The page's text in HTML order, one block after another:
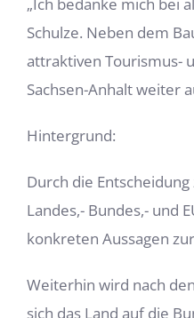
Schulze. Neben dem
attraktiven Tourismus-
Sachsen-Anhalt weiter
Hintergrund:
Durch die
Landes,- Bundes,- und
konkreten Aussagen
Weiterhin wird nach
sich das Land auf die